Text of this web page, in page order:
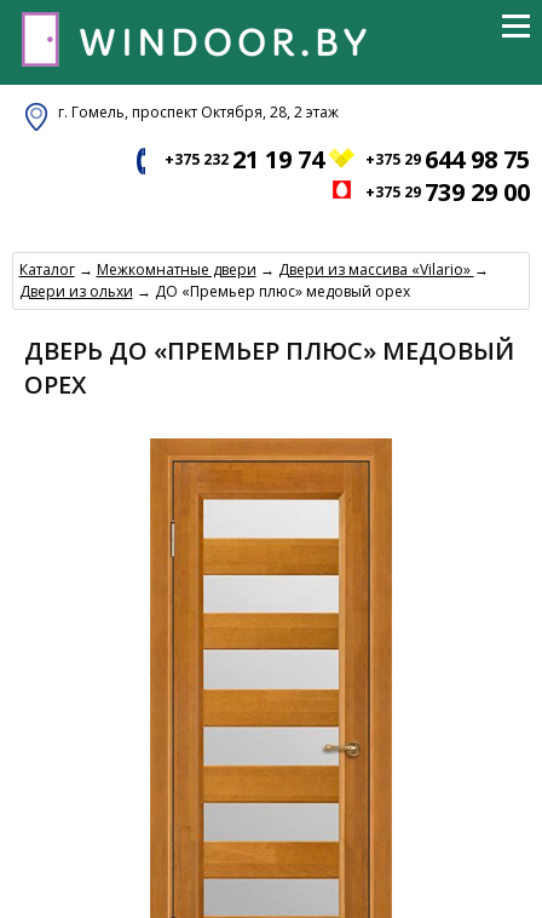
г. Гомель, проспект Октября, 28, 2 этаж
+375 232 21 19 74 +375 29 644 98 75
+375 29 739 29 00
Каталог→ Межкомнатные двери → Двери из массива «Vilario» →
Двери из ольхи → ДО «Премьер плюс» медовый орех
ДВЕРЬ ДО «ПРЕМЬЕР ПЛЮС» МЕДОВЫЙ
ОРЕХ